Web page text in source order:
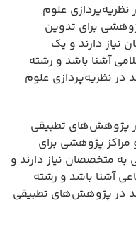
علوم
برای تدوین
نیاز دارند و یک
آشنا باشد و رشته
در نظریه‌پردازی علوم
پژوهش‌های تطبیقی
پژوهشی برای
متخصصان نیاز دارند و
آشنا باشد و رشته
در پژوهش‌های تطبیقی